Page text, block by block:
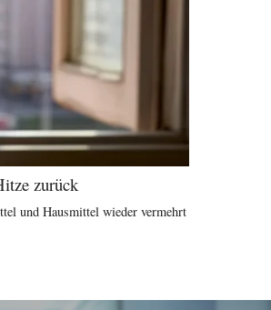
zurück
und Hausmittel wieder vermehrt